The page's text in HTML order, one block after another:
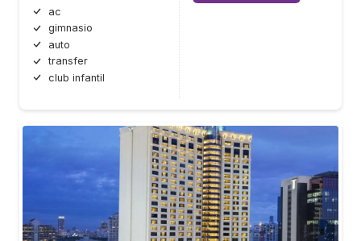
ac
gimnasio
auto
transfer
club infantil